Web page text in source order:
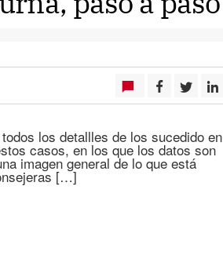
los detallles de los sucedido en
casos, en los que los datos son
imagen general de lo que está
[…]